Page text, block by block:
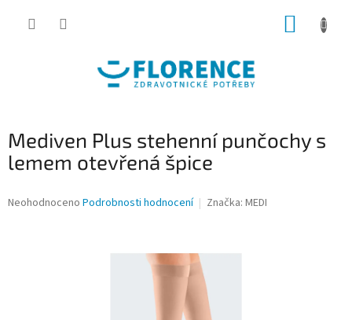
Mediven Plus stehenní punčochy s
lemem otevřená špice
Průměrné
Neohodnoceno Podrobnosti hodnocení Značka: MEDI